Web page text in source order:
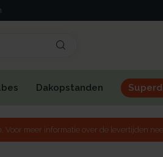
Dakopstanden
meer informatie over de levertijden